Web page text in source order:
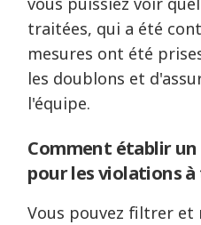
traitées, qui a été
mesures ont été
les doublons et
l'équipe.
Comment établir
pour les violations
Vous pouvez filtrer et